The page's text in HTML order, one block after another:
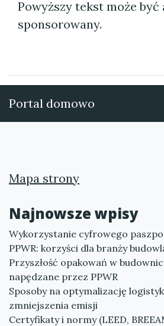
Powyższy tekst może być
sponsorowany.
Portal domowo
Mapa strony
Najnowsze wpisy
Wykorzystanie cyfrowego
PPWR: korzyści dla branży
Przyszłość opakowań w
napędzane przez PPWR
Sposoby na optymalizację
zmniejszenia emisji
Certyfikaty i normy (LEED,